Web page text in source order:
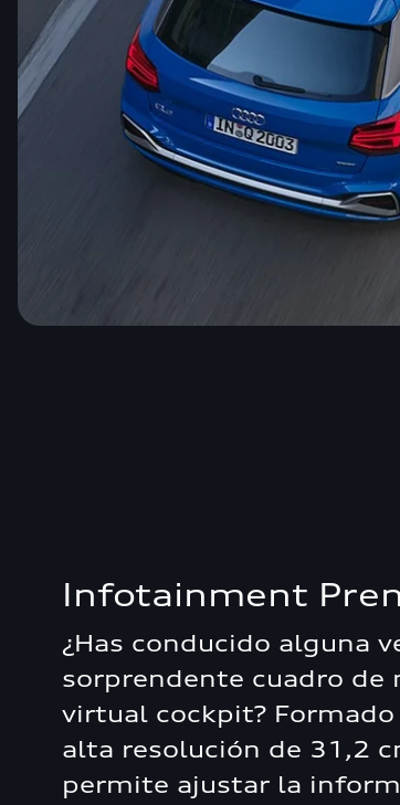
Infotainment
¿Has conducido alguna
sorprendente cuadro de
virtual cockpit?
alta resolución de 31,2
permite ajustar la